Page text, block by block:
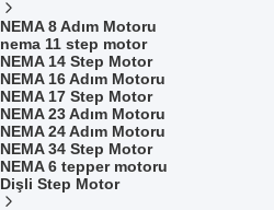
NEMA 8 Adım Motoru
nema 11 step motor
NEMA 14 Step Motor
NEMA 16 Adım Motoru
NEMA 17 Step Motor
NEMA 23 Adım Motoru
NEMA 24 Adım Motoru
NEMA 34 Step Motor
NEMA 6 tepper motoru
Dişli Step Motor